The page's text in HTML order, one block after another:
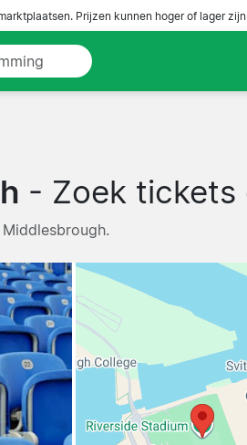
Prijzen kunnen hoger of lager
- Zoek tickets